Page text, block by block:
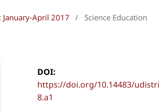
April 2017 / Science Education
DOI:
https://doi.org/10.14483/
8.a1